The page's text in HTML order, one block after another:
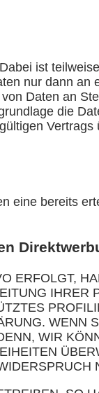
ist
nur dann an
Daten an
die
eine bereits
ERFOLGT,
IHRER
WENN
WIR